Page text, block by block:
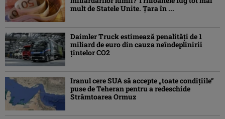
mult de Statele Unite. Țara în ...
Daimler Truck estimează penalități de 1
miliard de euro din cauza neîndeplinirii
țintelor CO2
Iranul cere SUA să accepte „toate condiţiile”
puse de Teheran pentru a redeschide
Strâmtoarea Ormuz